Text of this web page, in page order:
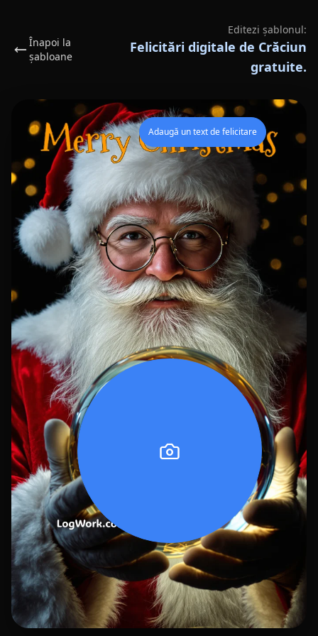
Înapoi la
șabloane
Editezi șablonul:
Felicitări digitale de Crăciun
gratuite.
Adaugă un text de felicitare